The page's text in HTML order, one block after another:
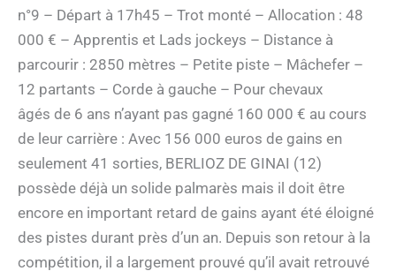
n°9 – Départ à 17h45 – Trot monté – Allocation : 48
000 € – Apprentis et Lads jockeys – Distance à
parcourir : 2850 mètres – Petite piste – Mâchefer –
12 partants – Corde à gauche – Pour chevaux
âgés de 6 ans n’ayant pas gagné 160 000 € au cours
de leur carrière : Avec 156 000 euros de gains en
seulement 41 sorties, BERLIOZ DE GINAI (12)
possède déjà un solide palmarès mais il doit être
encore en important retard de gains ayant été éloigné
des pistes durant près d’un an. Depuis son retour à la
compétition, il a largement prouvé qu’il avait retrouvé